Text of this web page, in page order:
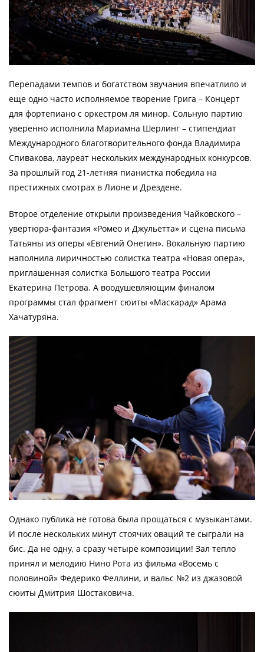
Перепадами темпов и богатством звучания впечатлило и
еще одно часто исполняемое творение Грига – Концерт
для фортепиано с оркестром ля минор. Сольную партию
уверенно исполнила Мариамна Шерлинг – стипендиат
Международного благотворительного фонда Владимира
Спивакова, лауреат нескольких международных конкурсов.
За прошлый год 21-летняя пианистка победила на
престижных смотрах в Лионе и Дрездене.
Второе отделение открыли произведения Чайковского –
увертюра-фантазия «Ромео и Джульетта» и сцена письма
Татьяны из оперы «Евгений Онегин». Вокальную партию
наполнила лиричностью солистка театра «Новая опера»,
приглашенная солистка Большого театра России
Екатерина Петрова. А воодушевляющим финалом
программы стал фрагмент сюиты «Маскарад» Арама
Хачатуряна.
Однако публика не готова была прощаться с музыкантами.
И после нескольких минут стоячих оваций те сыграли на
бис. Да не одну, а сразу четыре композиции! Зал тепло
принял и мелодию Нино Рота из фильма «Восемь с
половиной» Федерико Феллини, и вальс №2 из джазовой
сюиты Дмитрия Шостаковича.